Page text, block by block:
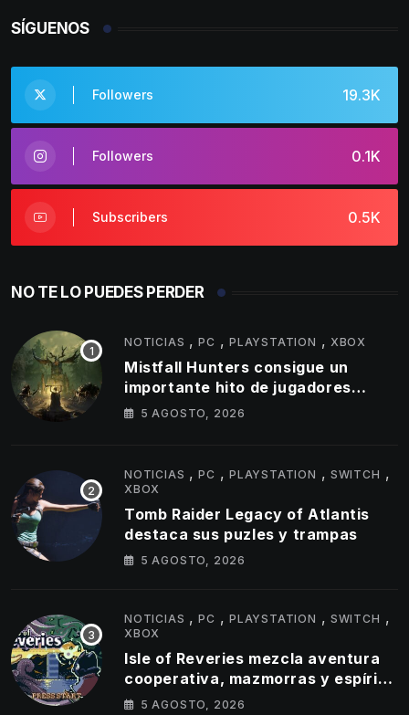
SÍGUENOS
19.3K
Followers
0.1K
Followers
0.5K
Subscribers
NO TE LO PUEDES PERDER
NOTICIAS ,PC ,PLAYSTATION , XBOX
Mistfall Hunters consigue un
importante hito de jugadores
simultáneos
5 AGOSTO, 2026
NOTICIAS ,PC ,PLAYSTATION , SWITCH ,
XBOX
Tomb Raider Legacy of Atlantis
destaca sus puzles y trampas
5 AGOSTO, 2026
NOTICIAS ,PC ,PLAYSTATION , SWITCH ,
XBOX
Isle of Reveries mezcla aventura
cooperativa, mazmorras y espíritu
clásico de Zelda
5 AGOSTO, 2026